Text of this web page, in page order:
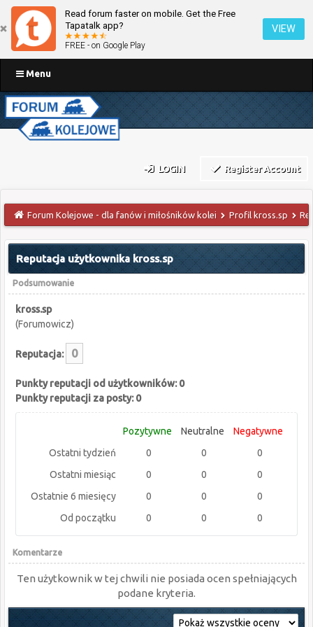
Read forum faster on mobile. Get the Free
Tapatalk app?
FREE - on Google Play
VIEW
Menu
LOGIN Register Account
Forum Kolejowe - dla fanów i miłośników kolei Profil kross.sp
Reputacja użytkownika kross.sp
Podsumowanie
kross.sp
(Forumowicz)
Reputacja: 0
Punkty reputacji od użytkowników: 0
Punkty reputacji za posty: 0
Pozytywne Neutralne
Negatywne
Ostatni tydzień
0 0
0
Ostatni miesiąc
0 0
0
Ostatnie 6 miesięcy
0 0
0
Od początku
0 0 0
Komentarze
Ten użytkownik w tej chwili nie posiada ocen spełniających
podane kryteria.